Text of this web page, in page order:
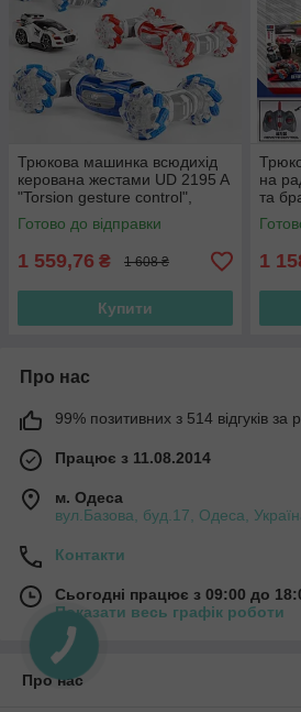
Трюкова машинка всюдихід
керована жестами UD 2195 A
"Torsion gesture control",
підсвічування коліс, 2
кольори
Готово до відправки
1 559,76 ₴ 1 608 ₴
Купити
на
та
1
Про нас
99% позитивних з 514 відгуків за
Працює з 11.08.2014
м. Одеса
вул.Базова, буд.17, Одеса,
Контакти
Сьогодні працює з 09:00 до
Показати весь графік роботи
Про нас